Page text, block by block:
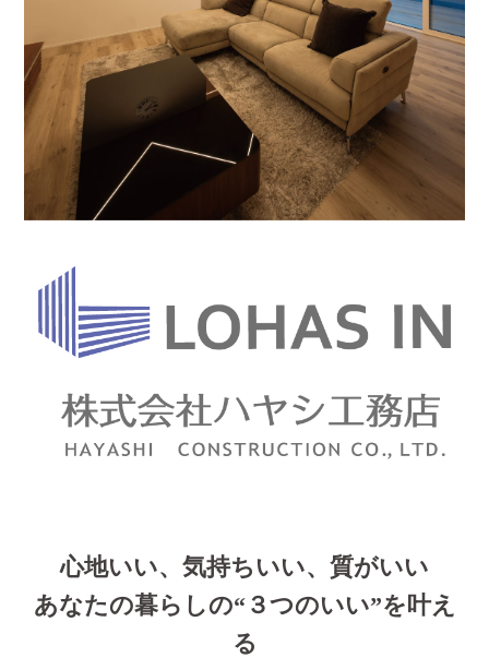
心地いい、気持ちいい、質がいい
あなたの暮らしの“３つのいい”を叶え
る